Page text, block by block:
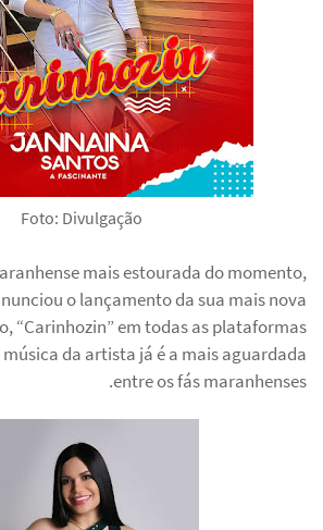
Foto: Divulgação
mais estourada do momento,
o lançamento da sua mais nova
“Carinhozin” em todas as plataformas
da artista já é a mais aguardada
entre os fás maranhenses.